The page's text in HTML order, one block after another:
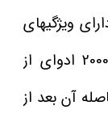
ویژگیهای
ارزشمندی است. قرص های آمینوفول 2000 ادوای از
آن بعد از